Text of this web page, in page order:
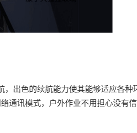
出色的续航能力使其能够适应各种
通讯模式，户外作业不用担心没有信